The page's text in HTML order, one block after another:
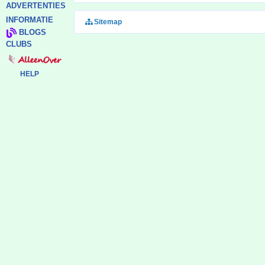
ADVERTENTIES
INFORMATIE
BLOGS
CLUBS
HELP
Sitemap